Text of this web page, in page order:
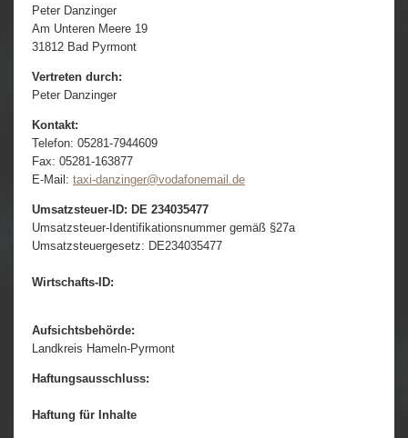
Peter Danzinger
Am Unteren Meere 19
31812 Bad Pyrmont
Vertreten durch:
Peter Danzinger
Kontakt:
Telefon: 05281-7944609
Fax: 05281-163877
E-Mail: taxi-danzinger@vodafonemail.de
Umsatzsteuer-ID: DE 234035477
Umsatzsteuer-Identifikationsnummer gemäß §27a
Umsatzsteuergesetz: DE234035477
Wirtschafts-ID:
Aufsichtsbehörde:
Landkreis Hameln-Pyrmont
Haftungsausschluss:
Haftung für Inhalte